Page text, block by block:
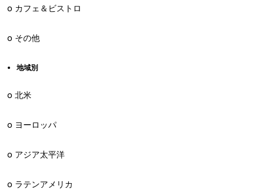
o カフェ＆ビストロ
o その他
地域別
o 北米
o ヨーロッパ
o アジア太平洋
o ラテンアメリカ